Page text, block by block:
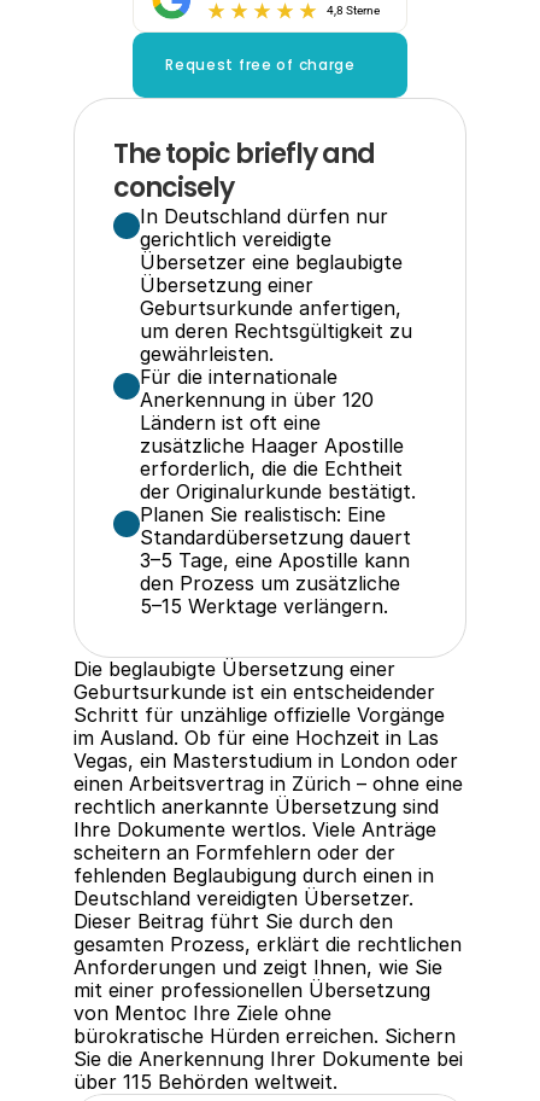
4,8 Sterne
Request free of charge
The topic briefly and
concisely
In Deutschland dürfen nur
gerichtlich vereidigte
Übersetzer eine beglaubigte
Übersetzung einer
Geburtsurkunde anfertigen,
um deren Rechtsgültigkeit zu
gewährleisten.
Für die internationale
Anerkennung in über 120
Ländern ist oft eine
zusätzliche Haager Apostille
erforderlich, die die Echtheit
der Originalurkunde bestätigt.
Planen Sie realistisch: Eine
Standardübersetzung dauert
3–5 Tage, eine Apostille kann
den Prozess um zusätzliche
5–15 Werktage verlängern.
Die beglaubigte Übersetzung einer
Geburtsurkunde ist ein entscheidender
Schritt für unzählige offizielle Vorgänge
im Ausland. Ob für eine Hochzeit in Las
Vegas, ein Masterstudium in London oder
einen Arbeitsvertrag in Zürich – ohne eine
rechtlich anerkannte Übersetzung sind
Ihre Dokumente wertlos. Viele Anträge
scheitern an Formfehlern oder der
fehlenden Beglaubigung durch einen in
Deutschland vereidigten Übersetzer.
Dieser Beitrag führt Sie durch den
gesamten Prozess, erklärt die rechtlichen
Anforderungen und zeigt Ihnen, wie Sie
mit einer professionellen Übersetzung
von Mentoc Ihre Ziele ohne
bürokratische Hürden erreichen. Sichern
Sie die Anerkennung Ihrer Dokumente bei
über 115 Behörden weltweit.